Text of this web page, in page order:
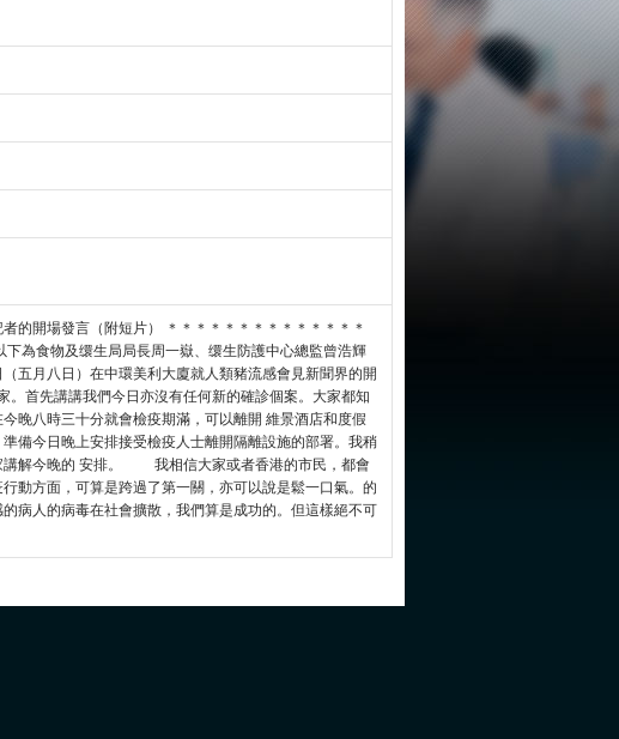
的開場發言（附短片） ＊＊＊＊＊＊＊＊＊＊＊＊＊＊
食物及缳生局局長周一嶽、缳生防護中心總監曾浩輝
五月八日）在中環美利大廈就人類豬流感會見新聞界的開
。首先講講我們今日亦沒有任何新的確診個案。大家都知
晚八時三十分就會檢疫期滿，可以離開 維景酒店和度假
備今日晚上安排接受檢疫人士離開隔離設施的部署。我稍
講解今晚的 安排。 我相信大家或者香港的市民，都會
動方面，可算是跨過了第一關，亦可以說是鬆一口氣。的
病人的病毒在社會擴散，我們算是成功的。但這樣絕不可